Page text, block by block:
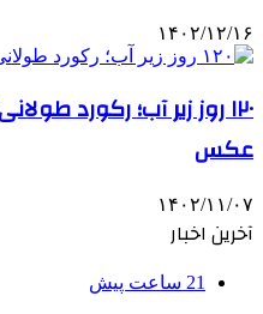
۱۴۰۲/۱۲/۱۶
۱۲۰ روز زیر آب؛ رکورد
عکس
۱۴۰۲/۱۱/۰۷
آخرین اخبار
21 ساعت پیش